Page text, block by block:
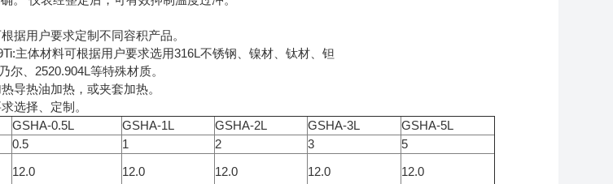
据用户要求定制不同容积产品。
主体材料可根据用户要求选用316L不锈钢、镍材、钛材、钽
、2520.904L等特殊材质。
导热油加热，或夹套加热。
选择、定制。
GSHA-0.5L GSHA-1L GSHA-2L GSHA-3L
GSHA-5L
0.5 1 2 3
5
12.0 12.0 12.0 12.0
12.0